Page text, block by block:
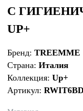
С
UP+
Бренд: TREEMME
Страна: Италия
Коллекция: Up+
Артикул: